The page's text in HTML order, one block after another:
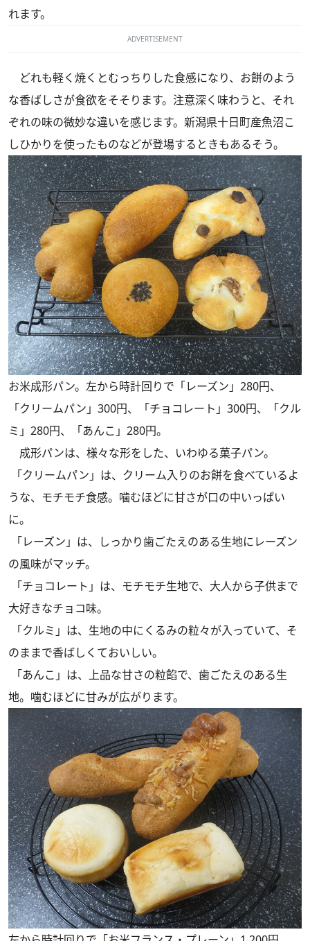
れます。
ADVERTISEMENT
どれも軽く焼くとむっちりした食感になり、お餅のよう
な香ばしさが食欲をそそります。注意深く味わうと、それ
ぞれの味の微妙な違いを感じます。新潟県十日町産魚沼こ
しひかりを使ったものなどが登場するときもあるそう。
お米成形パン。左から時計回りで「レーズン」280円、
「クリームパン」300円、「チョコレート」300円、「クル
ミ」280円、「あんこ」280円。
成形パンは、様々な形をした、いわゆる菓子パン。
「クリームパン」は、クリーム入りのお餅を食べているよ
うな、モチモチ食感。噛むほどに甘さが口の中いっぱい
に。
「レーズン」は、しっかり歯ごたえのある生地にレーズン
の風味がマッチ。
「チョコレート」は、モチモチ生地で、大人から子供まで
大好きなチョコ味。
「クルミ」は、生地の中にくるみの粒々が入っていて、そ
のままで香ばしくておいしい。
「あんこ」は、上品な甘さの粒餡で、歯ごたえのある生
地。噛むほどに甘みが広がります。